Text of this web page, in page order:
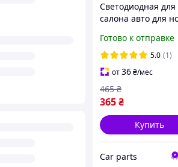
Светодиодная для
салона авто для
Готово к отправке
5.0 (1)
от36₴/мес
365₴
465 ₴
Купить
Сar parts